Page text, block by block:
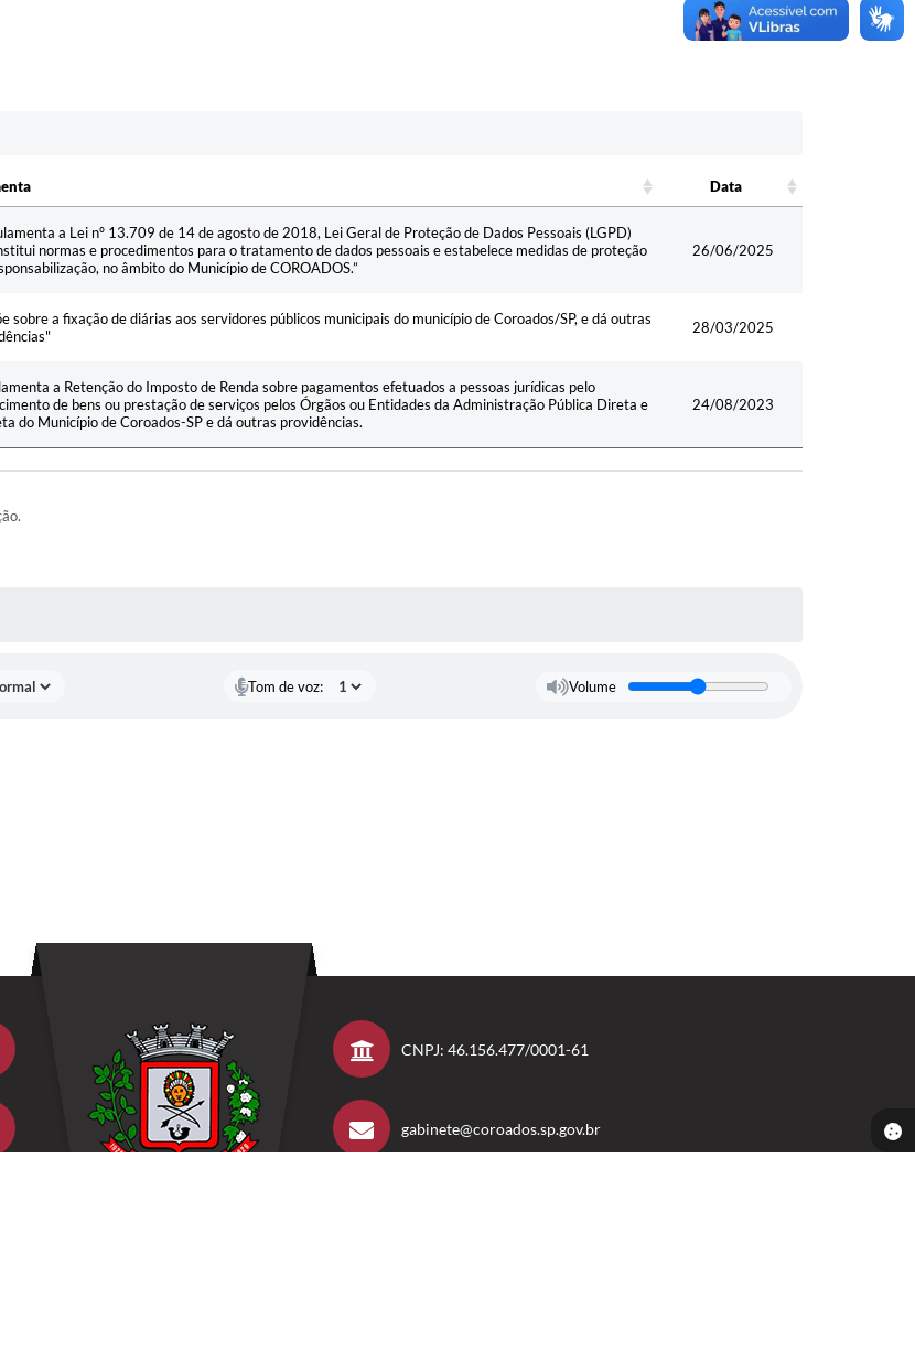
Data
a Lei nº 13.709 de 14 de agosto de 2018, Lei Geral de Proteção de Dados Pessoais (LGPD)
normas e procedimentos para o tratamento de dados pessoais e estabelece medidas de proteção
no âmbito do Município de COROADOS.”
26/06/2025
sobre a fixação de diárias aos servidores públicos municipais do município de Coroados/SP, e dá outras
28/03/2025
a Retenção do Imposto de Renda sobre pagamentos efetuados a pessoas jurídicas pelo
de bens ou prestação de serviços pelos Órgãos ou Entidades da Administração Pública Direta e
do Município de Coroados-SP e dá outras providências.
24/08/2023
Tom de voz: Volume
CNPJ: 46.156.477/0001-61
gabinete@coroados.sp.gov.br